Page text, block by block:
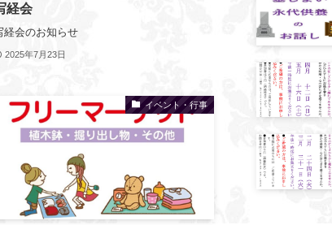
経会
経会のお知らせ
2025年7月23日
イベント・行事